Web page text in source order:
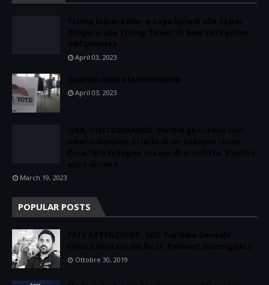
April 03, 2023
April 03, 2023
March 19, 2023
POPULAR POSTS
Ottobre 30, 2019